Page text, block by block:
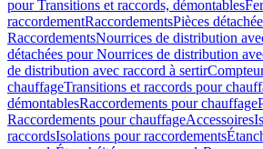
pour Transitions et raccords, démontables
raccordementRaccordementsPièces
RaccordementsNourrices de distribution
détachées pour Nourrices de distribution
de distribution avec raccord à sertir
chauffageTransitions et raccords pour
démontablesRaccordements pour chauffage
Raccordements pour chauffageAccessoires
raccordsIsolations pour raccordements